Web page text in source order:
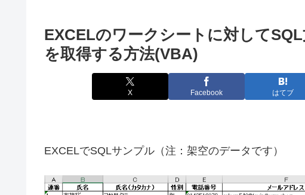
EXCELのワークシートに対して
を取得する方法(VBA)
X Facebook はてブ
EXCELでSQLサンプル（注：架空のデータです）